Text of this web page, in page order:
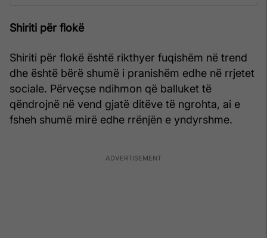
Shiriti për flokë
Shiriti për flokë është rikthyer fuqishëm në trend
dhe është bërë shumë i pranishëm edhe në rrjetet
sociale. Përveçse ndihmon që balluket të
qëndrojnë në vend gjatë ditëve të ngrohta, ai e
fsheh shumë mirë edhe rrënjën e yndyrshme.